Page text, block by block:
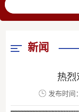
新闻
热烈
发布时间